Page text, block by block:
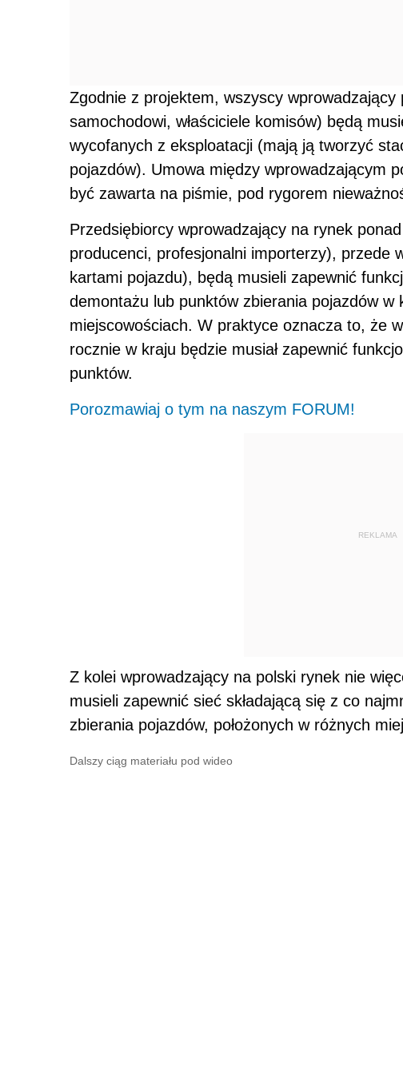
Zgodnie z projektem, wszyscy
samochodowi, właściciele komisów) będą
wycofanych z eksploatacji (mają ją tworzyć
pojazdów). Umowa między wprowadzającym
być zawarta na piśmie, pod rygorem
Przedsiębiorcy wprowadzający na rynek
producenci, profesjonalni importerzy), przede
kartami pojazdu), będą musieli zapewnić
demontażu lub punktów zbierania pojazdów w
miejscowościach. W praktyce oznacza to, że
rocznie w kraju będzie musiał zapewnić
punktów.
Porozmawiaj o tym na naszym FORUM!
REKLAMA
Z kolei wprowadzający na polski rynek nie
musieli zapewnić sieć składającą się z co
zbierania pojazdów, położonych w różnych
Dalszy ciąg materiału pod wideo